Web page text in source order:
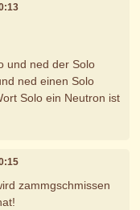
und ned der Solo
ned einen Solo
Solo ein Neutron ist
zammgschmissen